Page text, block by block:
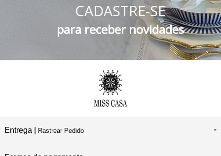
FRETE GRÁTIS Consulte o Regulamento
CADASTRE-SE
para receber novidades
Entrega | Rastrear Pedido